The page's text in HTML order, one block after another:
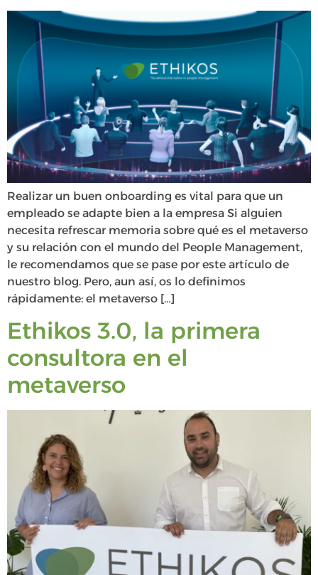
Realizar un buen onboarding es vital para que un
empleado se adapte bien a la empresa Si alguien
necesita refrescar memoria sobre qué es el metaverso
y su relación con el mundo del People Management,
le recomendamos que se pase por este artículo de
nuestro blog. Pero, aun así, os lo definimos
rápidamente: el metaverso […]
Ethikos 3.0, la primera
consultora en el
metaverso